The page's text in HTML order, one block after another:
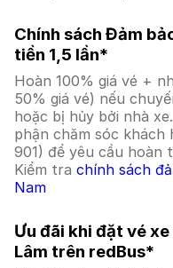
Chính sách Đảm
tiền 1,5 lần*
Hoàn 100% giá vé +
50% giá vé) nếu
hoặc bị hủy bởi nhà
phận chăm sóc khách
901) để yêu cầu hoàn
Kiểm tra chính sách
Nam
Ưu đãi khi đặt vé
Lâm trên redBus*